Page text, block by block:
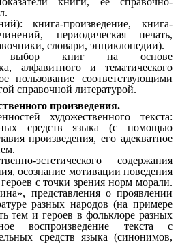
книга-произведение, книга-
периодическая печать,
словари, энциклопедии).
выбор книг на основе
алфавитного и тематического
пользование соответствующими
справочной литературой.
произведения.
художественного текста:
средств языка (с помощью
произведения, его адекватное
эстетического содержания
осознание мотивации поведения
с точки зрения норм морали.
представления о проявлении
разных народов (на примере
тем и героев в фольклоре разных
воспроизведение текста с
средств языка (синонимов,